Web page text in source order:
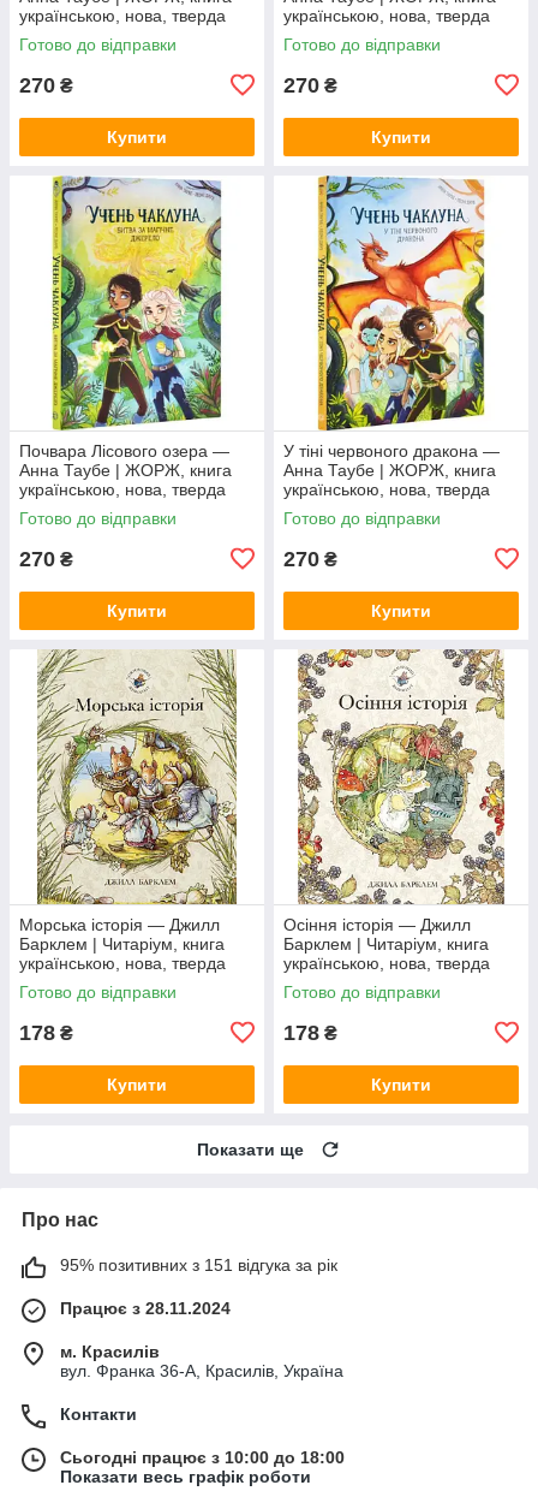
українською, нова, тверда
Готово до відправки
270 ₴
Купити
українською, нова, тверда
Готово до відправки
270 ₴
Купити
Почвара Лісового озера —
Анна Таубе | ЖОРЖ, книга
українською, нова, тверда
Готово до відправки
270 ₴
Купити
У тіні червоного дракона —
Анна Таубе | ЖОРЖ, книга
українською, нова, тверда
Готово до відправки
270 ₴
Купити
Морська історія — Джилл
Барклем | Читаріум, книга
українською, нова, тверда
Готово до відправки
178 ₴
Купити
Осіння історія — Джилл
Барклем | Читаріум, книга
українською, нова, тверда
Готово до відправки
178 ₴
Купити
Показати ще
Про нас
95% позитивних з 151 відгука за рік
Працює з 28.11.2024
м. Красилів
вул. Франка 36-А, Красилів, Україна
Контакти
Сьогодні працює з 10:00 до 18:00
Показати весь графік роботи